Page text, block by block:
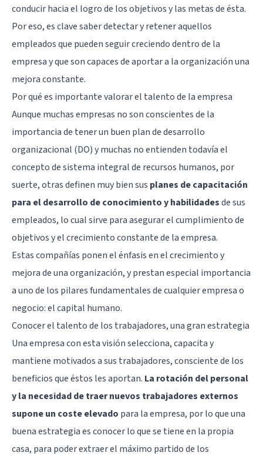
conducir hacia el logro de los objetivos y las metas de ésta.
Por eso, es clave saber detectar y retener aquellos
empleados que pueden seguir creciendo dentro de la
empresa y que son capaces de aportar a la organización una
mejora constante.
Por qué es importante valorar el talento de la empresa
Aunque muchas empresas no son conscientes de la
importancia de tener un buen plan de desarrollo
organizacional (DO) y muchas no entienden todavía el
concepto de sistema integral de recursos humanos, por
suerte, otras definen muy bien sus planes de capacitación
para el desarrollo de conocimiento y habilidadesde sus
empleados, lo cual sirve para asegurar el cumplimiento de
objetivos y el crecimiento constante de la empresa.
Estas compañías ponen el énfasis en el crecimiento y
mejora de una organización, y prestan especial importancia
a uno de los pilares fundamentales de cualquier empresa o
negocio: el capital humano.
Conocer el talento de los trabajadores, una gran estrategia
Una empresa con esta visión selecciona, capacita y
mantiene motivados a sus trabajadores, consciente de los
beneficios que éstos les aportan. La rotación del personal
y la necesidad de traer nuevos trabajadores externos
supone un coste elevado para la empresa, por lo que una
buena estrategia es conocer lo que se tiene en la propia
casa, para poder extraer el máximo partido de los